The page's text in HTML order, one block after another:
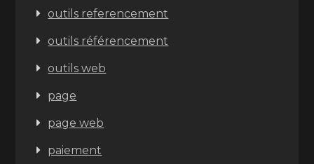
outils referencement
outils référencement
outils web
page
page web
paiement